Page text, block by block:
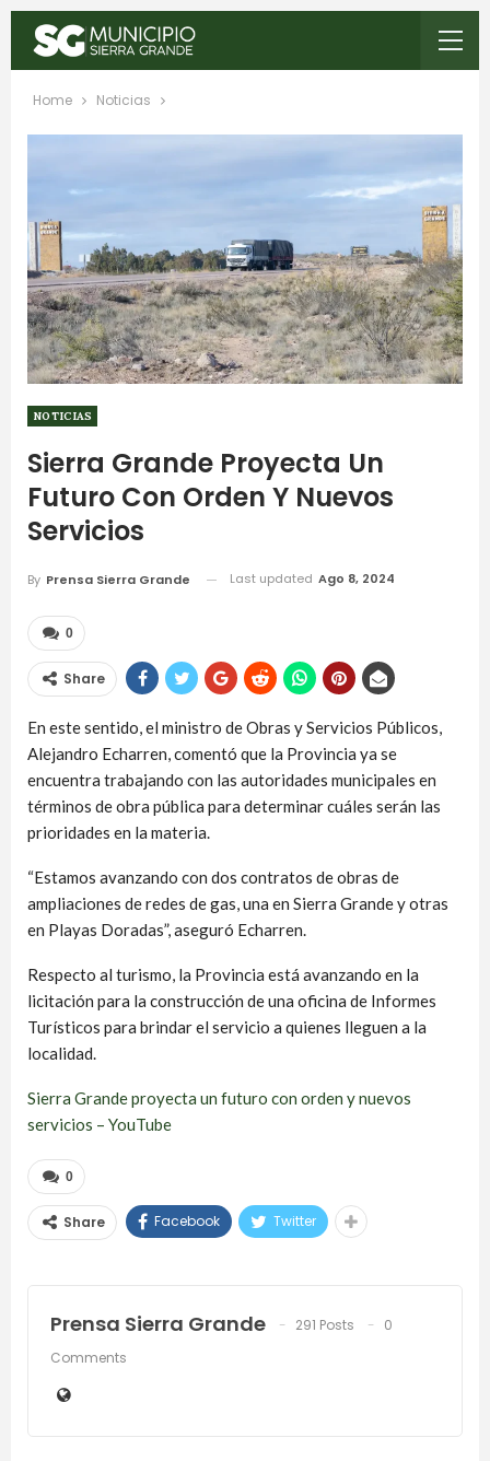
Home Noticias
NOTICIAS
Sierra Grande Proyecta Un
Futuro Con Orden Y Nuevos
Servicios
By Prensa Sierra Grande Last updated Ago 8, 2024
0
Share
En este sentido, el ministro de Obras y Servicios Públicos,
Alejandro Echarren, comentó que la Provincia ya se
encuentra trabajando con las autoridades municipales en
términos de obra pública para determinar cuáles serán las
prioridades en la materia.
“Estamos avanzando con dos contratos de obras de
ampliaciones de redes de gas, una en Sierra Grande y otras
en Playas Doradas”, aseguró Echarren.
Respecto al turismo, la Provincia está avanzando en la
licitación para la construcción de una oficina de Informes
Turísticos para brindar el servicio a quienes lleguen a la
localidad.
Sierra Grande proyecta un futuro con orden y nuevos
servicios – YouTube
0
Share Facebook Twitter
Prensa Sierra Grande 291 Posts
0
Comments